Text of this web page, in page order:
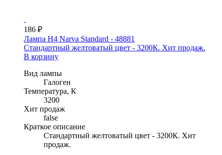
186 ₽
Лампа H4 Narva Standard - 48881
Стандартный желтоватый цвет - 3200К. Хит продаж.
В корзину
Вид лампы
Галоген
Температура, К
3200
Хит продаж
false
Краткое описание
Стандартный желтоватый цвет - 3200К. Хит
продаж.